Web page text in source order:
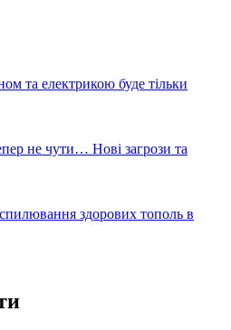
та електрикою буде тільки
не чути… Нові загрози та
здорових тополь в